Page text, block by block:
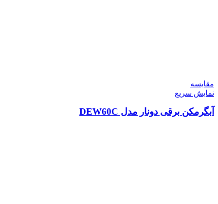
مقايسه
نمایش سریع
آبگرمکن برقی دونار مدل DEW60C